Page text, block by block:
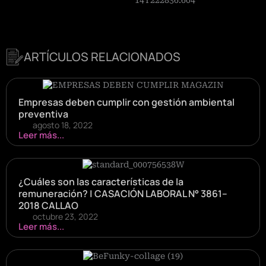
ARTÍCULOS RELACIONADOS
Empresas deben cumplir con gestión ambiental
preventiva
agosto 18, 2022
Leer más...
¿Cuáles son las características de la
remuneración? | CASACIÓN LABORAL N° 3861–
2018 CALLAO
octubre 23, 2022
Leer más...